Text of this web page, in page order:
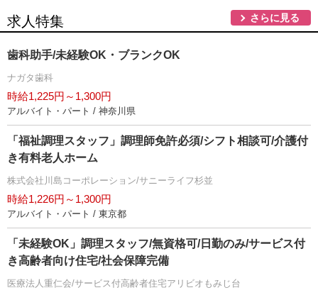
求人特集 さらに見る
歯科助手/未経験OK・ブランクOK
ナガタ歯科
時給1,225円～1,300円
アルバイト・パート / 神奈川県
「福祉調理スタッフ」調理師免許必須/シフト相談可/介護付
き有料老人ホーム
株式会社川島コーポレーション/サニーライフ杉並
時給1,226円～1,300円
アルバイト・パート / 東京都
「未経験OK」調理スタッフ/無資格可/日勤のみ/サービス付
き高齢者向け住宅/社会保障完備
医療法人重仁会/サービス付高齢者住宅アリビオもみじ台